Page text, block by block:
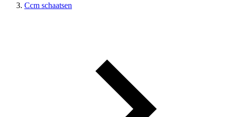
Ccm schaatsen